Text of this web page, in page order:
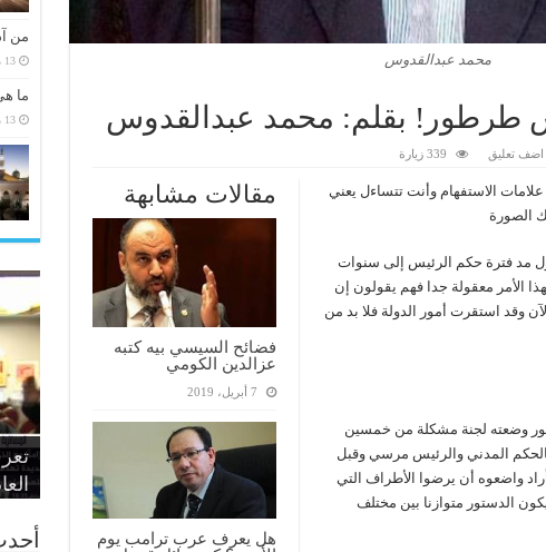
محمد عبدالقدوس
طرطور! بقلم: محمد عبدالقدوس
اضف تعليق 339 زيارة
مقالات مشابهة
فضائح السيسي بيه كتبه
عزالدين الكومي
7 أبريل، 2019
هل يعرف عرب ترامب يوم
الاستفهام وأنت تتساءل يعني
الصورة
مد فترة حكم الرئيس إلى سنوات
الأمر معقولة جدا فهم يقولون إن
وقد استقرت أمور الدولة فلا بد من
وضعته لجنة مشكلة من خمسين
المدني والرئيس مرسي وقبل
واضعوه أن يرضوا الأطراف التي
الدستور متوازنا بين مختلف
من
13 مارس، 2026
ما
13 مارس، 2026